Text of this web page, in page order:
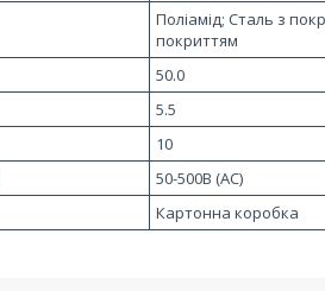
Поліамід; Сталь з
покриттям
50.0
5.5
10
50-500В (AC)
Картонна коробка